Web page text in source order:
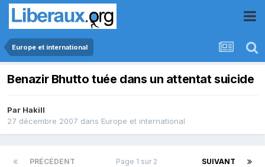
Europe et international
Benazir Bhutto tuée dans un attentat suicide
Par Hakill
27 décembre 2007 dans Europe et international
PRÉCÉDENT SUIVANT
Page 1 sur 2